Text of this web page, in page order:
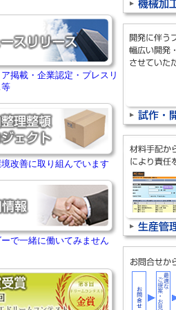
ア掲載・企業認定・プレスリ
等
改善に取り組んでいます
で一緒に働いてみません